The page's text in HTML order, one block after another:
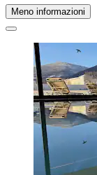
Meno informazioni